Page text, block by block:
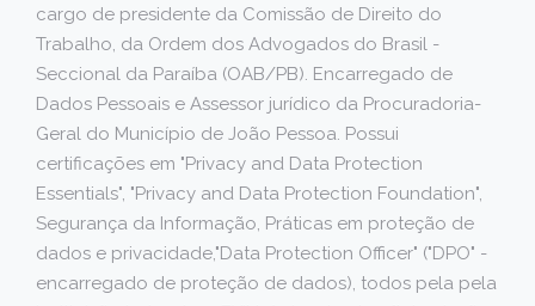
cargo de presidente da Comissão de Direito do
Trabalho, da Ordem dos Advogados do Brasil -
Seccional da Paraíba (OAB/PB). Encarregado de
Dados Pessoais e Assessor jurídico da Procuradoria-
Geral do Município de João Pessoa. Possui
certificações em "Privacy and Data Protection
Essentials", "Privacy and Data Protection Foundation",
Segurança da Informação, Práticas em proteção de
dados e privacidade,"Data Protection Officer" ("DPO" -
encarregado de proteção de dados), todos pela pela